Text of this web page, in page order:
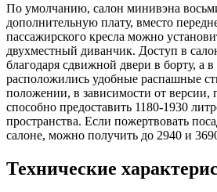
По умолчанию, салон минивэна
дополнительную плату, вместо
пассажирского кресла можно
двухместный диванчик. Доступ в
благодаря сдвижной двери в борту, а в
расположились удобные распашные
положении, в зависимости от версии,
способно предоставить 1180-1930
пространства. Если пожертвовать
салоне, можно получить до 2940 и
Технические